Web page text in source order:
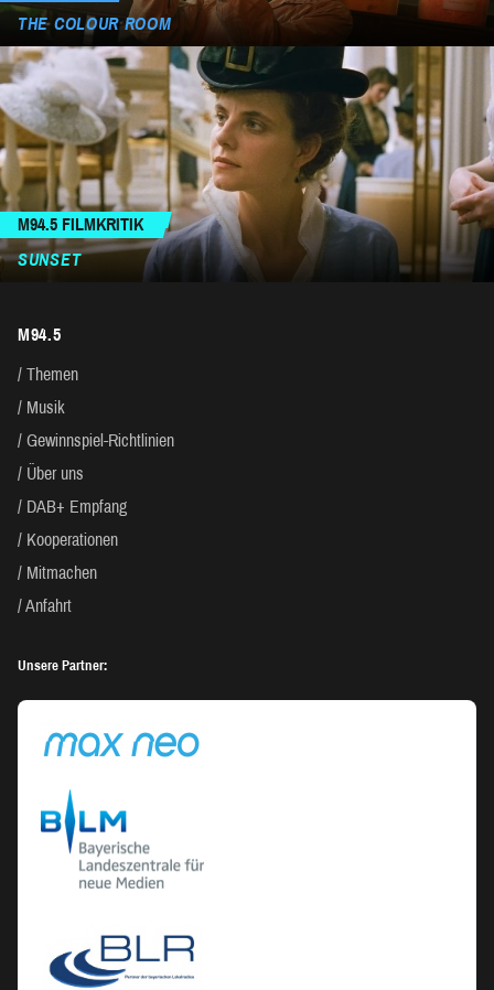
THE COLOUR ROOM
M94.5 FILMKRITIK
SUNSET
M94.5
Themen
Musik
Gewinnspiel-Richtlinien
Über uns
DAB+ Empfang
Kooperationen
Mitmachen
Anfahrt
Unsere Partner: